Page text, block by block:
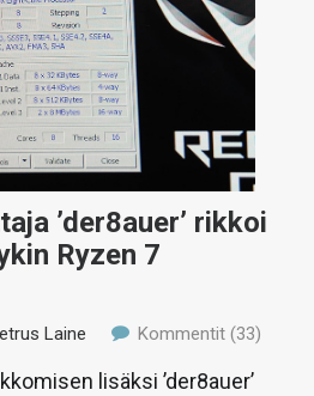
’der8auer’ rikkoi
Ryzen 7
Laine Kommentit (33)
lisäksi ’der8auer’